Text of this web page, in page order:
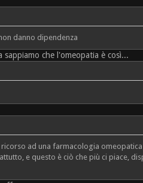
danno dipendenza
che l'omeopatia è così...
ad una farmacologia
e questo è ciò che più ci piace,